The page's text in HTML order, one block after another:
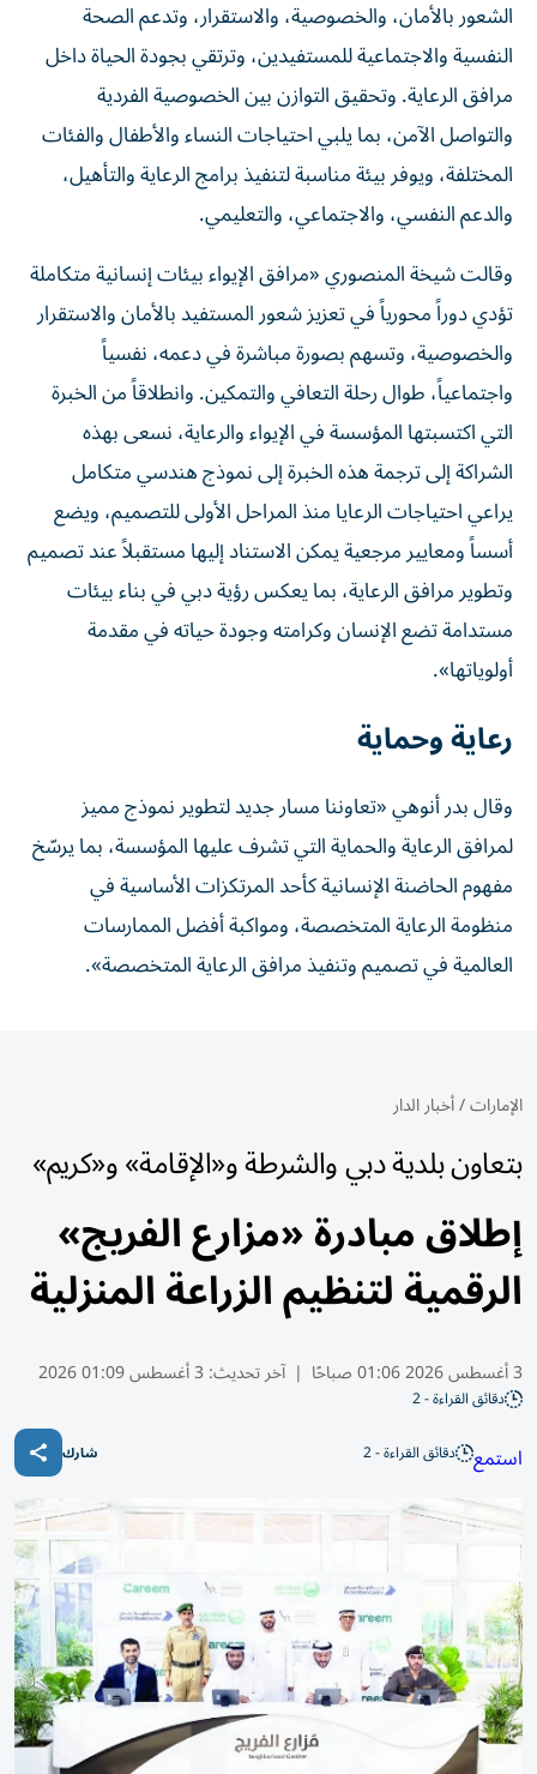
الشعور بالأمان، والخصوصية، والاستقرار، وتدعم الصحة
النفسية والاجتماعية للمستفيدين، وترتقي بجودة الحياة داخل
مرافق الرعاية. وتحقيق التوازن بين الخصوصية الفردية
والتواصل الآمن، بما يلبي احتياجات النساء والأطفال والفئات
المختلفة، ويوفر بيئة مناسبة لتنفيذ برامج الرعاية والتأهيل،
والدعم النفسي، والاجتماعي، والتعليمي.
وقالت شيخة المنصوري «مرافق الإيواء بيئات إنسانية متكاملة
تؤدي دوراً محورياً في تعزيز شعور المستفيد بالأمان والاستقرار
والخصوصية، وتسهم بصورة مباشرة في دعمه، نفسياً
واجتماعياً، طوال رحلة التعافي والتمكين. وانطلاقاً من الخبرة
التي اكتسبتها المؤسسة في الإيواء والرعاية، نسعى بهذه
الشراكة إلى ترجمة هذه الخبرة إلى نموذج هندسي متكامل
يراعي احتياجات الرعايا منذ المراحل الأولى للتصميم، ويضع
أسساً ومعايير مرجعية يمكن الاستناد إليها مستقبلاً عند تصميم
وتطوير مرافق الرعاية، بما يعكس رؤية دبي في بناء بيئات
مستدامة تضع الإنسان وكرامته وجودة حياته في مقدمة
أولوياتها».
رعاية وحماية
وقال بدر أنوهي «تعاوننا مسار جديد لتطوير نموذج مميز
لمرافق الرعاية والحماية التي تشرف عليها المؤسسة، بما يرسّخ
مفهوم الحاضنة الإنسانية كأحد المرتكزات الأساسية في
منظومة الرعاية المتخصصة، ومواكبة أفضل الممارسات
العالمية في تصميم وتنفيذ مرافق الرعاية المتخصصة».
الإمارات/أخبار الدار
بتعاون بلدية دبي والشرطة و«الإقامة» و«كريم»
إطلاق مبادرة «مزارع الفريج»
الرقمية لتنظيم الزراعة المنزلية
3 أغسطس 2026 01:06 صباحًا | آخر تحديث: 3 أغسطس 01:09 2026
دقائق القراءة - 2
استمع دقائق القراءة - 2 شارك